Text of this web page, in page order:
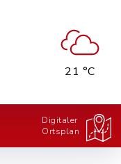
21 °C
Digitaler
Ortsplan